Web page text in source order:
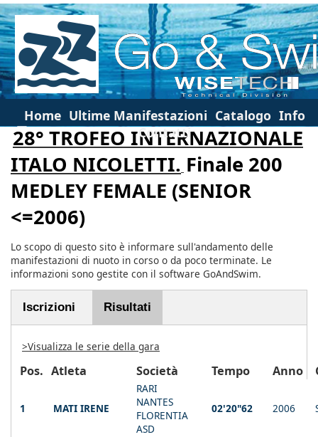
Home Ultime Manifestazioni Catalogo Info
Contatti
28° TROFEO INTERNAZIONALE
ITALO NICOLETTI. Finale 200
MEDLEY FEMALE (SENIOR
<=2006)
Lo scopo di questo sito è informare sull'andamento delle
manifestazioni di nuoto in corso o da poco terminate. Le
informazioni sono gestite con il software GoAndSwim.
Iscrizioni Risultati
>Visualizza le serie della gara
Pos. Atleta Società Tempo Anno
1 MATI IRENE
RARI
NANTES
FLORENTIA
ASD
02'20"62 2006